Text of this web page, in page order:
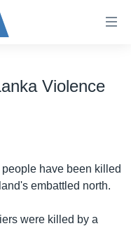
Violence
have been killed
embattled north.
were killed by a